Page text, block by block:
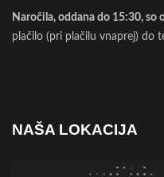
Naročila, oddana do 15:30, so
plačilo (pri plačilu vnaprej) do
NAŠA LOKACIJA